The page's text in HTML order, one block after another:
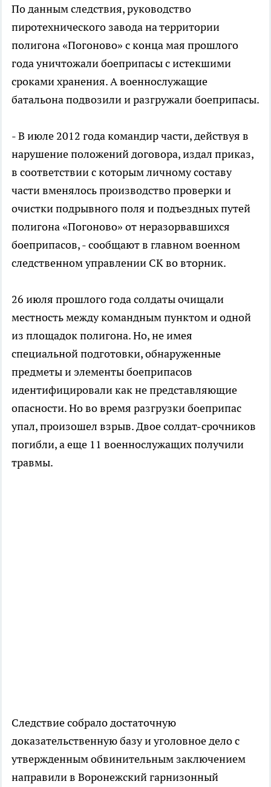
По данным следствия, руководство
пиротехнического завода на территории
полигона «Погоново» с конца мая прошлого
года уничтожали боеприпасы с истекшими
сроками хранения. А военнослужащие
батальона подвозили и разгружали боеприпасы.
- В июле 2012 года командир части, действуя в
нарушение положений договора, издал приказ,
в соответствии с которым личному составу
части вменялось производство проверки и
очистки подрывного поля и подъездных путей
полигона «Погоново» от неразорвавшихся
боеприпасов, - сообщают в главном военном
следственном управлении СК во вторник.
26 июля прошлого года солдаты очищали
местность между командным пунктом и одной
из площадок полигона. Но, не имея
специальной подготовки, обнаруженные
предметы и элементы боеприпасов
идентифицировали как не представляющие
опасности. Но во время разгрузки боеприпас
упал, произошел взрыв. Двое солдат-срочников
погибли, а еще 11 военнослужащих получили
травмы.
Следствие собрало достаточную
доказательственную базу и уголовное дело с
утвержденным обвинительным заключением
направили в Воронежский гарнизонный